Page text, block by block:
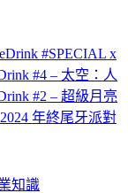
#SPECIAL x
#4 – 太空：人
#2 – 超級月亮
年終尾牙派對
知識